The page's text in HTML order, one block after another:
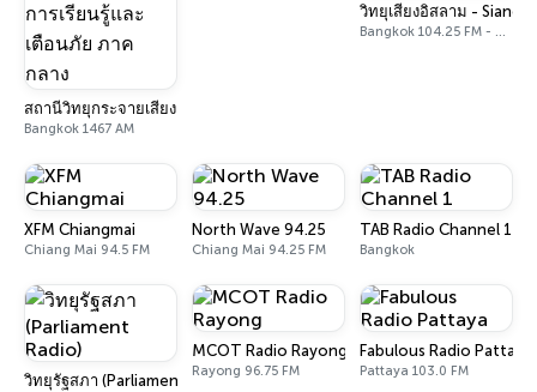
สถานีวิทยุกระจายเสียงแห่งประเทศไทยเพื่อการเรียนรู้และเตือนภัย ภาคกลาง
Bangkok 1467 AM
วิทยุเสียงอิสลาม - Siang
Bangkok 104.25 FM - 837 AM
XFM Chiangmai
Chiang Mai 94.5 FM
North Wave 94.25
Chiang Mai 94.25 FM
TAB Radio Channel 1
Bangkok
วิทยุรัฐสภา (Parliament Radio)
MCOT Radio Rayong
Rayong 96.75 FM
Fabulous Radio Pattaya
Pattaya 103.0 FM